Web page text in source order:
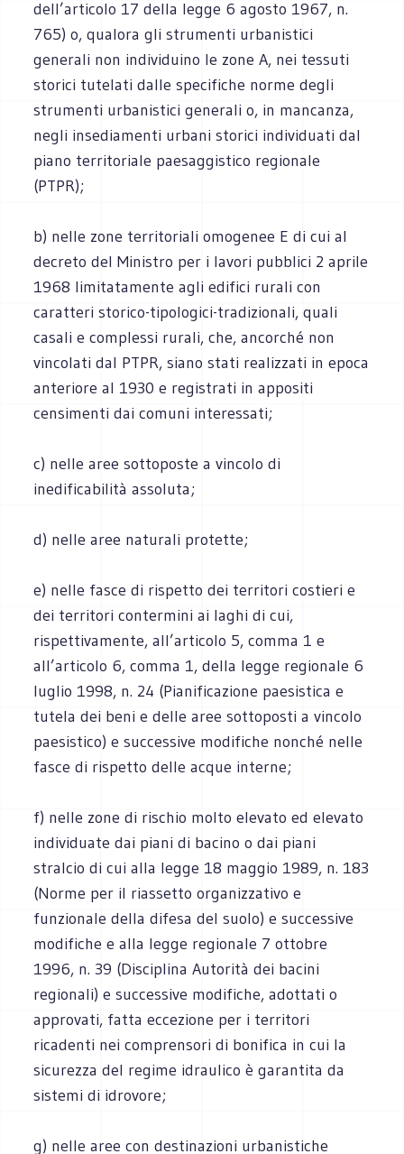
dell’articolo 17 della legge 6 agosto 1967, n.
765) o, qualora gli strumenti urbanistici
generali non individuino le zone A, nei tessuti
storici tutelati dalle specifiche norme degli
strumenti urbanistici generali o, in mancanza,
negli insediamenti urbani storici individuati dal
piano territoriale paesaggistico regionale
(PTPR);
b) nelle zone territoriali omogenee E di cui al
decreto del Ministro per i lavori pubblici 2 aprile
1968 limitatamente agli edifici rurali con
caratteri storico-tipologici-tradizionali, quali
casali e complessi rurali, che, ancorché non
vincolati dal PTPR, siano stati realizzati in epoca
anteriore al 1930 e registrati in appositi
censimenti dai comuni interessati;
c) nelle aree sottoposte a vincolo di
inedificabilità assoluta;
d) nelle aree naturali protette;
e) nelle fasce di rispetto dei territori costieri e
dei territori contermini ai laghi di cui,
rispettivamente, all’articolo 5, comma 1 e
all’articolo 6, comma 1, della legge regionale 6
luglio 1998, n. 24 (Pianificazione paesistica e
tutela dei beni e delle aree sottoposti a vincolo
paesistico) e successive modifiche nonché nelle
fasce di rispetto delle acque interne;
f) nelle zone di rischio molto elevato ed elevato
individuate dai piani di bacino o dai piani
stralcio di cui alla legge 18 maggio 1989, n. 183
(Norme per il riassetto organizzativo e
funzionale della difesa del suolo) e successive
modifiche e alla legge regionale 7 ottobre
1996, n. 39 (Disciplina Autorità dei bacini
regionali) e successive modifiche, adottati o
approvati, fatta eccezione per i territori
ricadenti nei comprensori di bonifica in cui la
sicurezza del regime idraulico è garantita da
sistemi di idrovore;
g) nelle aree con destinazioni urbanistiche